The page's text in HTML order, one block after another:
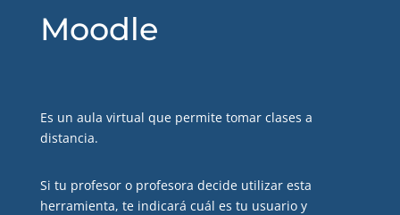
Moodle
Es un aula virtual que permite tomar clases a
distancia.
Si tu profesor o profesora decide utilizar esta
herramienta, te indicará cuál es tu usuario y